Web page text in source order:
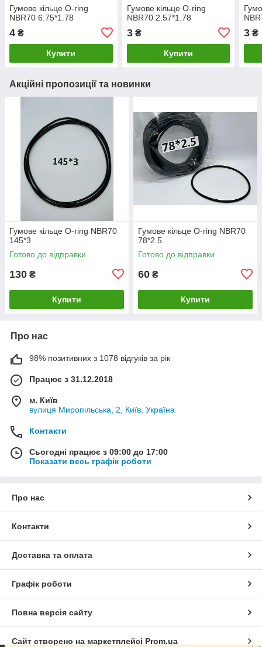
Гумове кільце O-ring
NBR70 6.75*1.78
4 ₴
Купити
Гумове кільце O-ring
NBR70 2.57*1.78
3₴
Купити
3 ₴
Акційні пропозиції та новинки
Гумове кільце O-ring NBR70
145*3
Готово до відправки
130 ₴
Купити
Гумове кільце O-ring NBR70
78*2.5
Готово до відправки
60 ₴
Купити
Про нас
98% позитивних з 1078 відгуків за рік
Працює з 31.12.2018
м. Київ
вулиця Миропільська, 2, Київ, Україна
Контакти
Сьогодні працює з 09:00 до 17:00
Показати весь графік роботи
Про нас
Контакти
Доставка та оплата
Графік роботи
Повна версія сайту
Сайт створено на маркетплейсі Prom.ua